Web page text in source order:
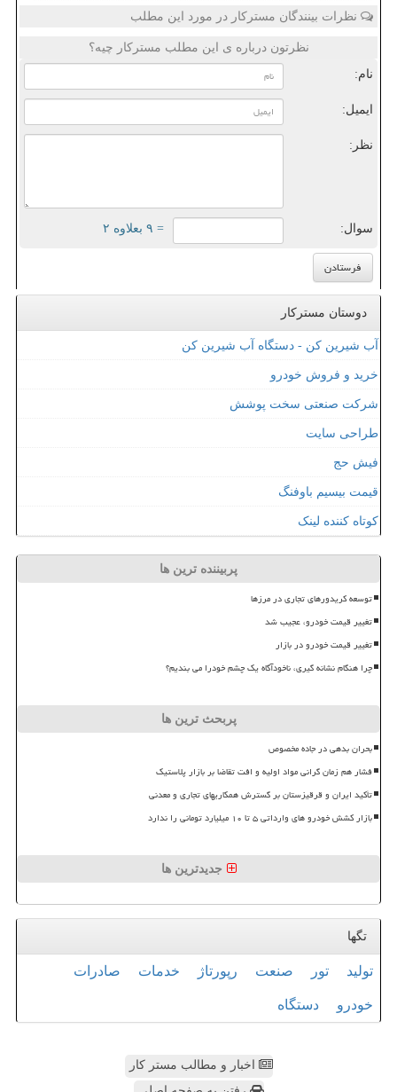
نظرات بینندگان مسترکار در مورد این مطلب
نظرتون درباره ی این مطلب مسترکار چیه؟
نام:
ایمیل:
نظر:
سوال: = ۹ بعلاوه ۲
دوستان مسترکار
آب شیرین کن - دستگاه آب شیرین کن
خرید و فروش خودرو
شرکت صنعتی سخت پوشش
طراحی سایت
فیش حج
قیمت بیسیم باوفنگ
کوتاه کننده لینک
پربیننده ترین ها
توسعه کریدورهای تجاری در مرزها
تغییر قیمت خودرو، عجیب شد
تغییر قیمت خودرو در بازار
چرا هنگام نشانه گیری، ناخودآگاه یک چشم خودرا می بندیم؟
پربحث ترین ها
بحران بدهی در جاده مخصوص
فشار هم زمان گرانی مواد اولیه و افت تقاضا بر بازار پلاستیک
تأکید ایران و قرقیزستان بر گسترش همکاریهای تجاری و معدنی
بازار کشش خودرو های وارداتی ۵ تا ۱۰ میلیارد تومانی را ندارد
جدیدترین ها
تگها
تولید تور صنعت رپورتاژ خدمات صادرات
خودرو دستگاه
اخبار و مطالب مستر کار